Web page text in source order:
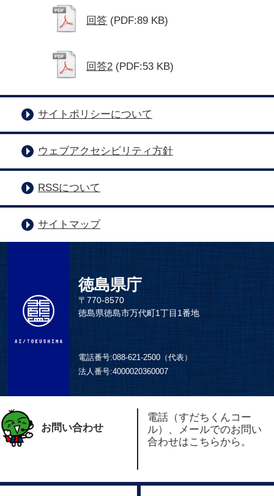
回答 (PDF:89 KB)
回答2 (PDF:53 KB)
サイトポリシーについて
ウェブアクセシビリティ方針
RSSについて
サイトマップ
徳島県庁
〒770-8570
徳島県徳島市万代町1丁目1番地
電話番号:088-621-2500（代表）
法人番号:4000020360007
お問い合わせ
電話（すだちくんコー
ル）、メールでのお問い
合わせはこちらから。